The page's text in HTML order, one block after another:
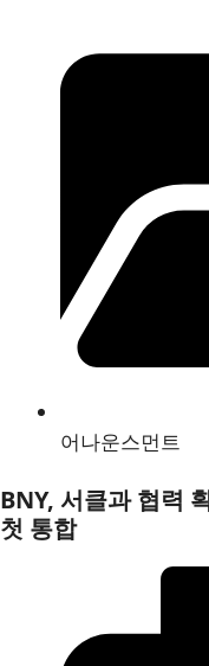
어나운스먼트
BNY, 서클과 협력
첫 통합